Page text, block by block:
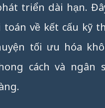
triển dài hạn.
toán về kết cấu kỹ
tối ưu hóa
cách và ngân